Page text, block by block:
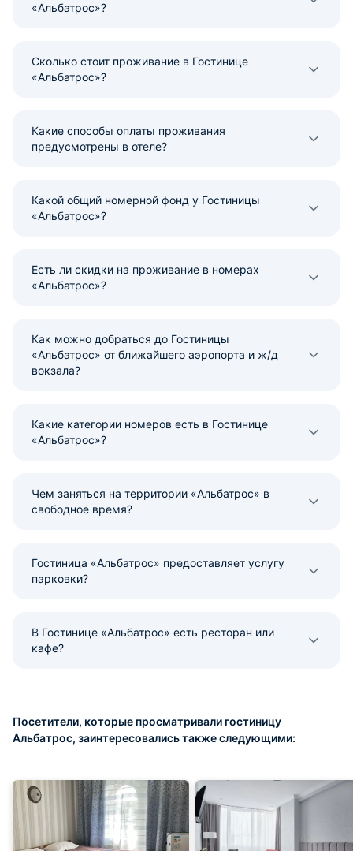
«Альбатрос»?
Сколько стоит проживание в Гостинице
«Альбатрос»?
Какие способы оплаты проживания
предусмотрены в отеле?
Какой общий номерной фонд у Гостиницы
«Альбатрос»?
Есть ли скидки на проживание в номерах
«Альбатрос»?
Как можно добраться до Гостиницы
«Альбатрос» от ближайшего аэропорта и ж/д
вокзала?
Какие категории номеров есть в Гостинице
«Альбатрос»?
Чем заняться на территории «Альбатрос» в
свободное время?
Гостиница «Альбатрос» предоставляет услугу
парковки?
В Гостинице «Альбатрос» есть ресторан или
кафе?
Посетители, которые просматривали гостиницу
Альбатрос, заинтересовались также следующими: